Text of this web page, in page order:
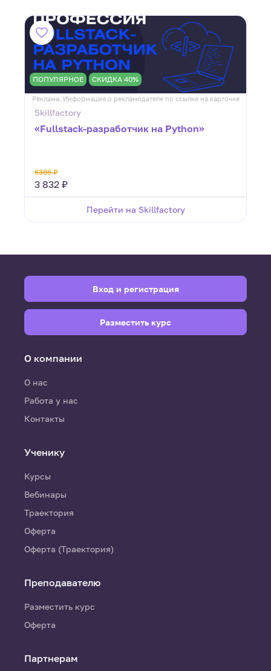
ПОПУЛЯРНОЕ СКИДКА 40%
Реклама. Информация о рекламодателе по ссылке на карточке
Skillfactory
«Fullstack-разработчик на Python»
6386 ₽
3 832 ₽
Перейти на Skillfactory
О компании
О нас
Работа у нас
Контакты
Ученику
Курсы
Вебинары
Траектория
Оферта
Оферта (Траектория)
Преподавателю
Разместить курс
Оферта
Партнерам
Вход и регистрация
Разместить курс